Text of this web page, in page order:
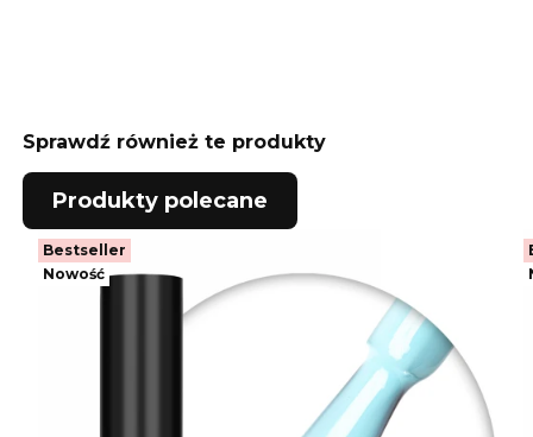
Sprawdź również te produkty
Produkty polecane
Bestseller
Nowość